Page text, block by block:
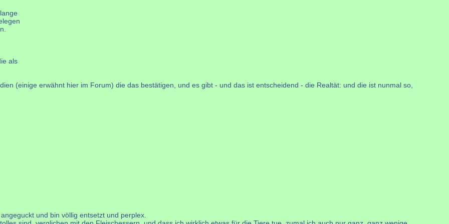
als
(einige erwähnt hier im Forum) die das bestätigen, und es gibt - und das ist entscheidend - die Realtät: und die ist nunmal so,
und bin völlig entsetzt und perplex.